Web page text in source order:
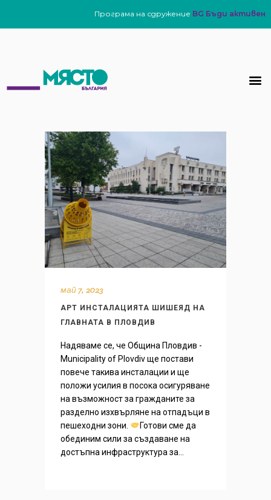
Програма на сдружение BG Бъди активен
май 7, 2023
АРТ ИНСТАЛАЦИЯТА ШИШЕЯД НА
ГЛАВНАТА В ПЛОВДИВ
Надяваме се, че Община Пловдив -
Municipality of Plovdiv ще постави
повече такива инсталации и ще
положи усилия в посока осигуряване
на възможност за гражданите за
разделно изхвърляне на отпадъци в
пешеходни зони.
Готови сме да
обединим сили за създаване на
достъпна инфраструктура за...